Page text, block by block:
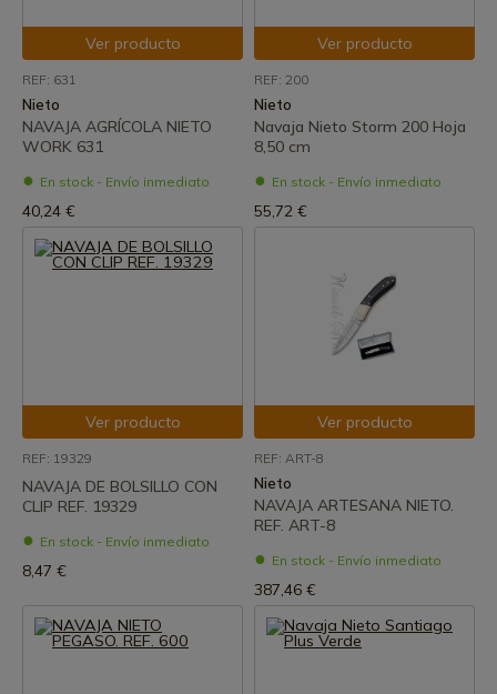
Ver producto
REF: 631
Nieto
NAVAJA AGRÍCOLA NIETO
WORK 631
En stock - Envío inmediato
40,24 €
Ver producto
REF: 200
Nieto
Navaja Nieto Storm 200 Hoja
8,50 cm
En stock - Envío inmediato
55,72 €
Ver producto
REF: 19329
NAVAJA DE BOLSILLO CON
CLIP REF. 19329
En stock - Envío inmediato
8,47 €
Ver producto
REF: ART-8
Nieto
NAVAJA ARTESANA NIETO.
REF. ART-8
En stock - Envío inmediato
387,46 €